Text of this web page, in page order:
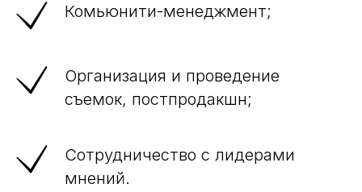
Комьюнити-менеджмент;
Организация и проведение
съемок, постпродакшн;
Сотрудничество с лидерами
мнений.